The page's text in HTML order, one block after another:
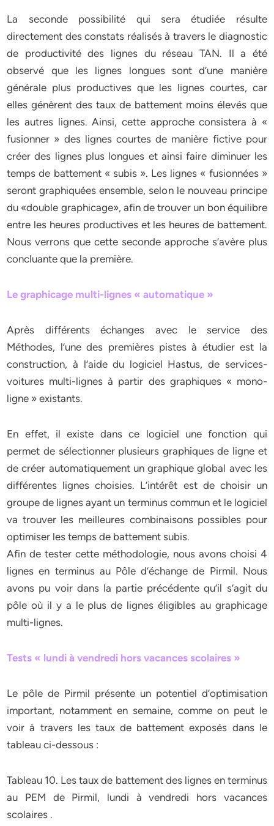
La seconde possibilité qui sera étudiée résulte
directement des constats réalisés à travers le diagnostic
de productivité des lignes du réseau TAN. Il a été
observé que les lignes longues sont d’une manière
générale plus productives que les lignes courtes, car
elles génèrent des taux de battement moins élevés que
les autres lignes. Ainsi, cette approche consistera à «
fusionner » des lignes courtes de manière fictive pour
créer des lignes plus longues et ainsi faire diminuer les
temps de battement « subis ». Les lignes « fusionnées »
seront graphiquées ensemble, selon le nouveau principe
du «double graphicage», afin de trouver un bon équilibre
entre les heures productives et les heures de battement.
Nous verrons que cette seconde approche s’avère plus
concluante que la première.
Le graphicage multi-lignes « automatique »
Après différents échanges avec le service des
Méthodes, l’une des premières pistes à étudier est la
construction, à l’aide du logiciel Hastus, de services-
voitures multi-lignes à partir des graphiques « mono-
ligne » existants.
En effet, il existe dans ce logiciel une fonction qui
permet de sélectionner plusieurs graphiques de ligne et
de créer automatiquement un graphique global avec les
différentes lignes choisies. L’intérêt est de choisir un
groupe de lignes ayant un terminus commun et le logiciel
va trouver les meilleures combinaisons possibles pour
optimiser les temps de battement subis.
Afin de tester cette méthodologie, nous avons choisi 4
lignes en terminus au Pôle d’échange de Pirmil. Nous
avons pu voir dans la partie précédente qu’il s’agit du
pôle où il y a le plus de lignes éligibles au graphicage
multi-lignes.
Tests « lundi à vendredi hors vacances scolaires »
Le pôle de Pirmil présente un potentiel d’optimisation
important, notamment en semaine, comme on peut le
voir à travers les taux de battement exposés dans le
tableau ci-dessous :
Tableau 10. Les taux de battement des lignes en terminus
au PEM de Pirmil, lundi à vendredi hors vacances
scolaires .